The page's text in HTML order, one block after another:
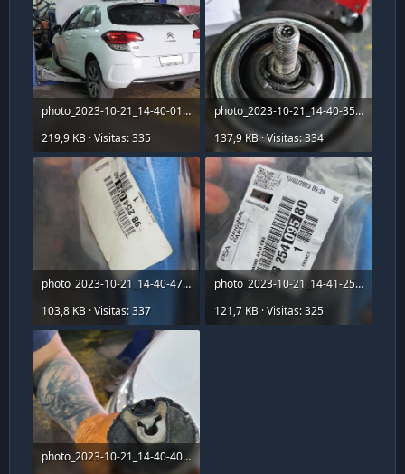
photo_2023-10-21_14-40-01.jpg
219,9 KB · Visitas: 335
photo_2023-10-21_14-40-35.jpg
137,9 KB · Visitas: 334
photo_2023-10-21_14-40-47.jpg
103,8 KB · Visitas: 337
photo_2023-10-21_14-41-25.jpg
121,7 KB · Visitas: 325
photo_2023-10-21_14-40-40.jpg